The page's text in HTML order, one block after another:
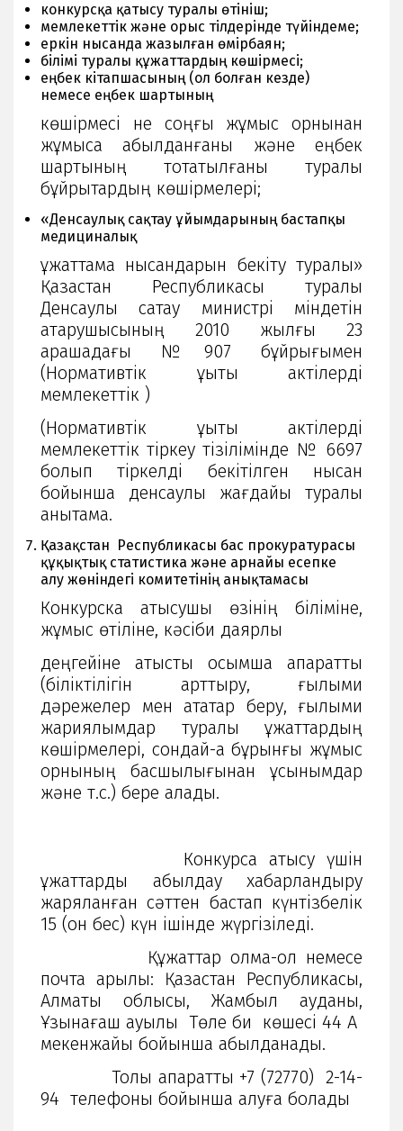
конкурсқа қатысу туралы өтініш;
мемлекеттік және орыс тілдерінде түйіндеме;
еркін нысанда жазылған өмірбаян;
білімі туралы құжаттардың көшірмесі;
еңбек кітапшасының (ол болған кезде)
немесе еңбек шартының
көшірмесі не соңғы жұмыс орнынан
жұмысқа қабылданғаны және еңбек
шартының тоқтатылғаны туралы
бұйрықтардың көшірмелері;
«Денсаулық сақтау ұйымдарының бастапқы
медициналық
құжаттама нысандарын бекіту туралы»
Қазақстан Республикасы туралы
Денсаулық сақтау министрі міндетін
атқарушысының 2010 жылғы 23
қарашадағы №907 бұйрығымен
(Нормативтік құқықтық актілерді
мемлекеттік )
(Нормативтік құқықтық актілерді
мемлекеттік тіркеу тізілімінде № 6697
болып тіркелді бекітілген нысан
бойынша денсаулық жағдайы туралы
анықтама.
Қазақстан Республикасы бас прокуратурасы
құқықтық статистика және арнайы есепке
алу жөніндегі комитетінің анықтамасы
Конкурска қатысушы өзінің біліміне,
жұмыс өтіліне, кәсіби даярлық
деңгейіне қатысты қосымша ақпаратты
(біліктілігін арттыру, ғылыми
дәрежелер мен атақтар беру, ғылыми
жариялымдар туралы құжаттардың
көшірмелері, сондай-ақ бұрынғы жұмыс
орнының басшылығынан ұсынымдар
және т.с.) бере алады.
Конкурсқа қатысу үшін
құжаттарды қабылдау хабарландыру
жаряланған сәттен бастап күнтізбелік
15 (он бес) күн ішінде жүргізіледі.
Құжаттар қолма-қол немесе
почта арқылы: Қазақстан Республикасы,
Алматы облысы, Жамбыл ауданы,
Ұзынағаш ауылы Төле би көшесі 44 А
мекенжайы бойынша қабылданады.
Толық ақпаратты +7 (72770) 2-14-
94 телефоны бойынша алуға болады